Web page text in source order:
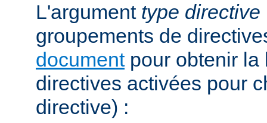
L'argument type directive
groupements de
documentpour obtenir la
directives activées pour
directive) :